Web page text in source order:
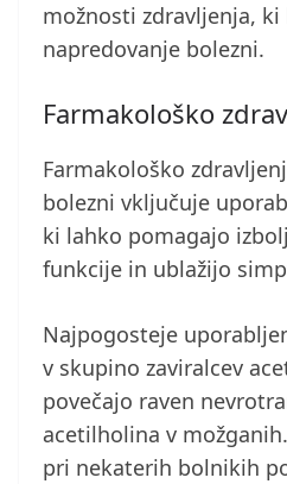
možnosti zdravljenja,
napredovanje bolezni.
Farmakološko
Farmakološko
bolezni vključuje
ki lahko pomagajo
funkcije in ublažijo
Najpogosteje
v skupino zaviralcev
povečajo raven
acetilholina v
pri nekaterih bolnikih